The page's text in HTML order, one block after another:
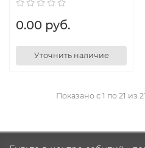
0.00 руб.
Уточнить наличие
Показано с 1 по 21 из